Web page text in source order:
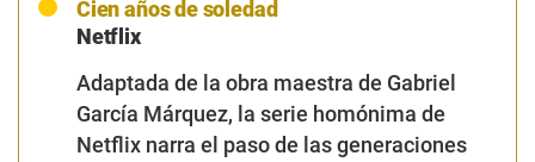
Cien años de soledad
Netflix
Adaptada de la obra maestra de Gabriel
García Márquez, la serie homónima de
Netflix narra el paso de las generaciones